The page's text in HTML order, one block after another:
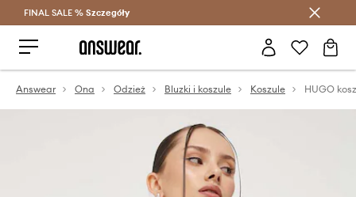
Oszczędzaj z Answear Club >
FINAL SALE % Szczegóły
Answear Ona Odzież Bluzki i koszule Koszule HUGO